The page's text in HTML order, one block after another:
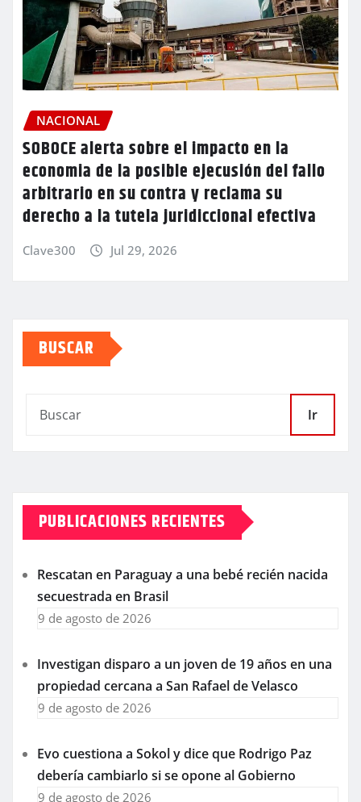
NACIONAL
SOBOCE alerta sobre el impacto en la
economia de la posible ejecusión del fallo
arbitrario en su contra y reclama su
derecho a la tutela juridiccional efectiva
Clave300 Jul 29, 2026
BUSCAR
Ir
PUBLICACIONES RECIENTES
Rescatan en Paraguay a una bebé recién nacida
secuestrada en Brasil
9 de agosto de 2026
Investigan disparo a un joven de 19 años en una
propiedad cercana a San Rafael de Velasco
9 de agosto de 2026
Evo cuestiona a Sokol y dice que Rodrigo Paz
debería cambiarlo si se opone al Gobierno
9 de agosto de 2026